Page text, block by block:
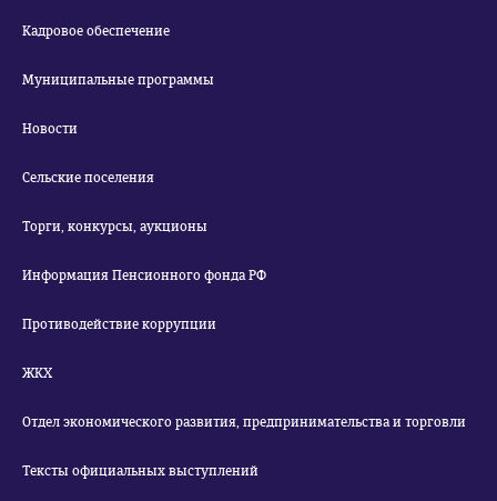
Кадровое обеспечение
Муниципальные программы
Новости
Сельские поселения
Торги, конкурсы, аукционы
Информация Пенсионного фонда РФ
Противодействие коррупции
ЖКХ
Отдел экономического развития, предпринимательства и торговли
Тексты официальных выступлений